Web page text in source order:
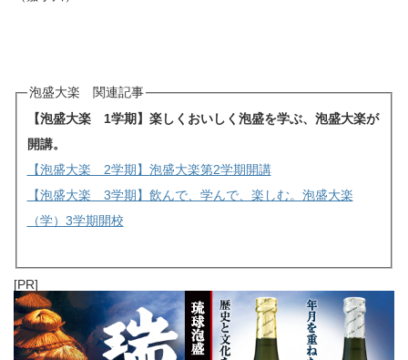
泡盛大楽 関連記事
【泡盛大楽 1学期】楽しくおいしく泡盛を学ぶ、泡盛大楽が
開講。
【泡盛大楽 2学期】泡盛大楽第2学期開講
【泡盛大楽 3学期】飲んで、学んで、楽しむ。泡盛大楽
（学）3学期開校
[PR]